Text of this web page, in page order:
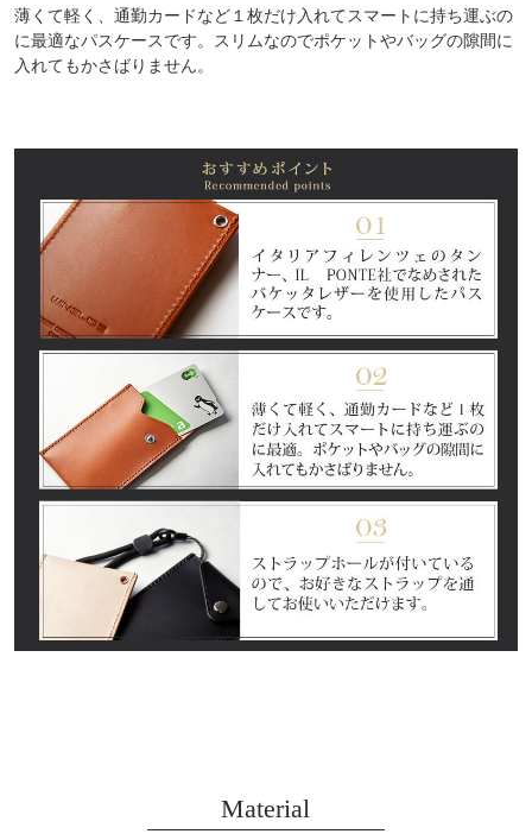
薄くて軽く、通勤カードなど１枚だけ入れてスマートに持ち運ぶの
に最適なパスケースです。スリムなのでポケットやバッグの隙間に
入れてもかさばりません。
Material